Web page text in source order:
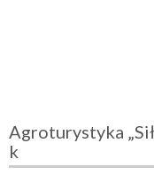
Agroturystyka
k